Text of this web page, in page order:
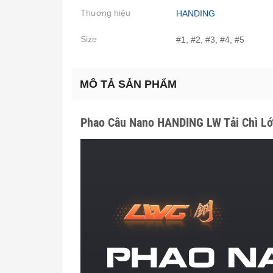
Thương hiệu HANDING
Size #1, #2, #3, #4, #5
MÔ TẢ SẢN PHẨM
Phao Câu Nano HANDING LW Tải Chì